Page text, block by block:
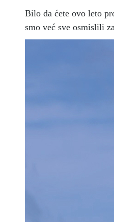
Bilo da ćete ovo leto
smo već sve osmislili